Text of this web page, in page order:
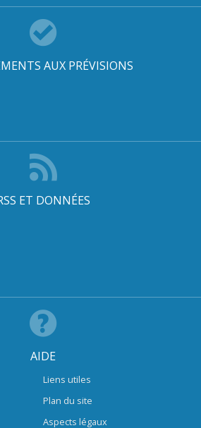
AUX PRÉVISIONS
ET DONNÉES
AIDE
Liens utiles
Plan du site
Aspects légaux